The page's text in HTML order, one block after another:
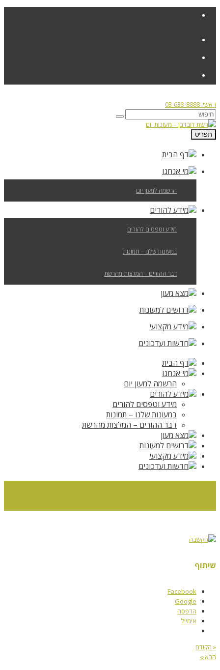
ראשי: 03-633-8888
תפריט
דף הבית
מי אנחנו
הרשמה למעון יום
מידע להורים
מידע וטפסים להורים
במעונות שלנו – תמונות
דבר ההורים – המלצות מהרשת
מצא מעון
דרושים למעונות
מידע מקצועי
חדשות ועדכונים
דף הבית
מי אנחנו
הרשמה למעון יום
מידע להורים
מידע וטפסים להורים
במעונות שלנו – תמונות
דבר ההורים – המלצות מהרשת
מצא מעון
דרושים למעונות
מידע מקצועי
חדשות ועדכונים
שיתוף
Facebook
Google
הדפסה
אימייל
« הקודם
הבא »